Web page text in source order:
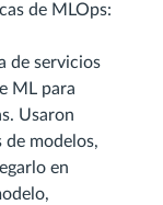
de MLOps:
de servicios
ML para
Usaron
modelos,
en